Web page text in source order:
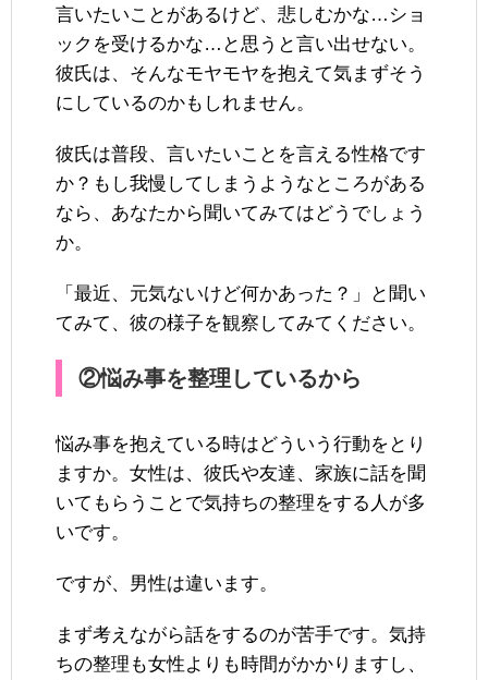
言いたいことがあるけど、悲しむかな…ショ
ックを受けるかな…と思うと言い出せない。
彼氏は、そんなモヤモヤを抱えて気まずそう
にしているのかもしれません。
彼氏は普段、言いたいことを言える性格です
か？もし我慢してしまうようなところがある
なら、あなたから聞いてみてはどうでしょう
か。
「最近、元気ないけど何かあった？」と聞い
てみて、彼の様子を観察してみてください。
②悩み事を整理しているから
悩み事を抱えている時はどういう行動をとり
ますか。女性は、彼氏や友達、家族に話を聞
いてもらうことで気持ちの整理をする人が多
いです。
ですが、男性は違います。
まず考えながら話をするのが苦手です。気持
ちの整理も女性よりも時間がかかりますし、